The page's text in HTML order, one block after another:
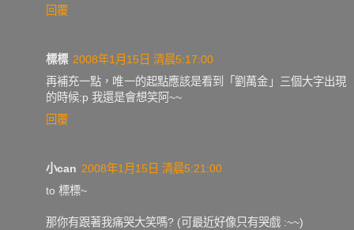
回覆
標標 2008年1月15日 清晨5:17:00
再補充一點，唯一的起點應該是看到「劉萬金」三個大字出現
的時候:p 我還是會想笑阿~~
回覆
小can 2008年1月15日 清晨5:21:00
to 標標~
那你有跟著我痛哭大笑嗎? (可最近好像只有哭戲 :~~)